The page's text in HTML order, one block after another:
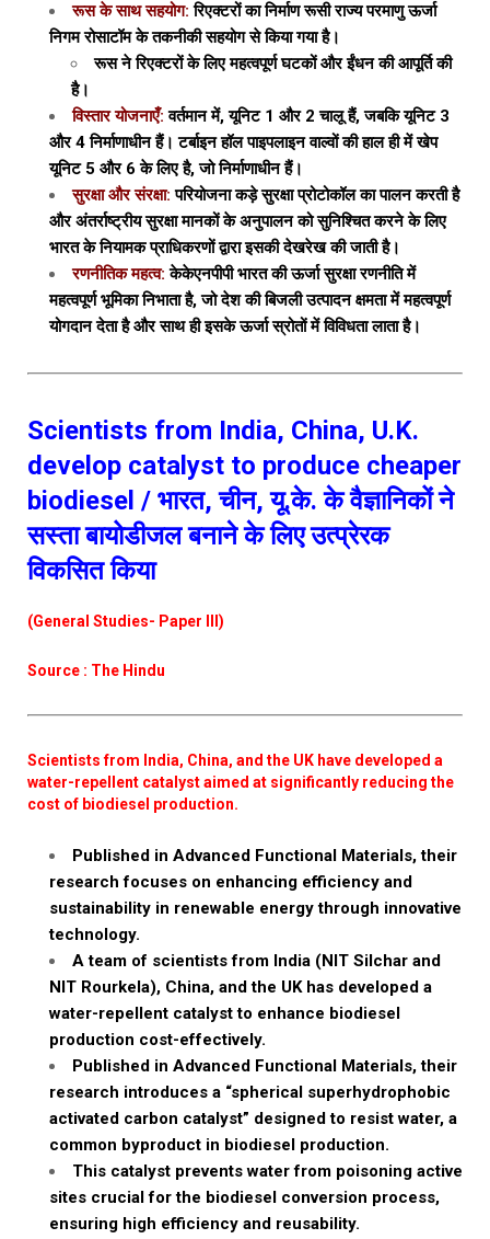
रूस के साथ सहयोग: रिएक्टरों का निर्माण रूसी राज्य परमाणु ऊर्जा
निगम रोसाटॉम के तकनीकी सहयोग से किया गया है।
रूस ने रिएक्टरों के लिए महत्वपूर्ण घटकों और ईंधन की आपूर्ति की
है।
विस्तार योजनाएँ: वर्तमान में, यूनिट 1 और 2 चालू हैं, जबकि यूनिट 3
और 4 निर्माणाधीन हैं। टर्बाइन हॉल पाइपलाइन वाल्वों की हाल ही में खेप
यूनिट 5 और 6 के लिए है, जो निर्माणाधीन हैं।
सुरक्षा और संरक्षा: परियोजना कड़े सुरक्षा प्रोटोकॉल का पालन करती है
और अंतर्राष्ट्रीय सुरक्षा मानकों के अनुपालन को सुनिश्चित करने के लिए
भारत के नियामक प्राधिकरणों द्वारा इसकी देखरेख की जाती है।
रणनीतिक महत्व: केकेएनपीपी भारत की ऊर्जा सुरक्षा रणनीति में
महत्वपूर्ण भूमिका निभाता है, जो देश की बिजली उत्पादन क्षमता में महत्वपूर्ण
योगदान देता है और साथ ही इसके ऊर्जा स्रोतों में विविधता लाता है।
Scientists from India, China, U.K.
develop catalyst to produce cheaper
biodiesel / भारत, चीन, यू.के. के वैज्ञानिकों ने
सस्ता बायोडीजल बनाने के लिए उत्प्रेरक
विकसित किया
(General Studies- Paper III)
Source : The Hindu
Scientists from India, China, and the UK have developed a
water-repellent catalyst aimed at significantly reducing the
cost of biodiesel production.
Published in Advanced Functional Materials, their
research focuses on enhancing efficiency and
sustainability in renewable energy through innovative
technology.
A team of scientists from India (NIT Silchar and
NIT Rourkela), China, and the UK has developed a
water-repellent catalyst to enhance biodiesel
production cost-effectively.
Published in Advanced Functional Materials, their
research introduces a “spherical superhydrophobic
activated carbon catalyst” designed to resist water, a
common byproduct in biodiesel production.
This catalyst prevents water from poisoning active
sites crucial for the biodiesel conversion process,
ensuring high efficiency and reusability.